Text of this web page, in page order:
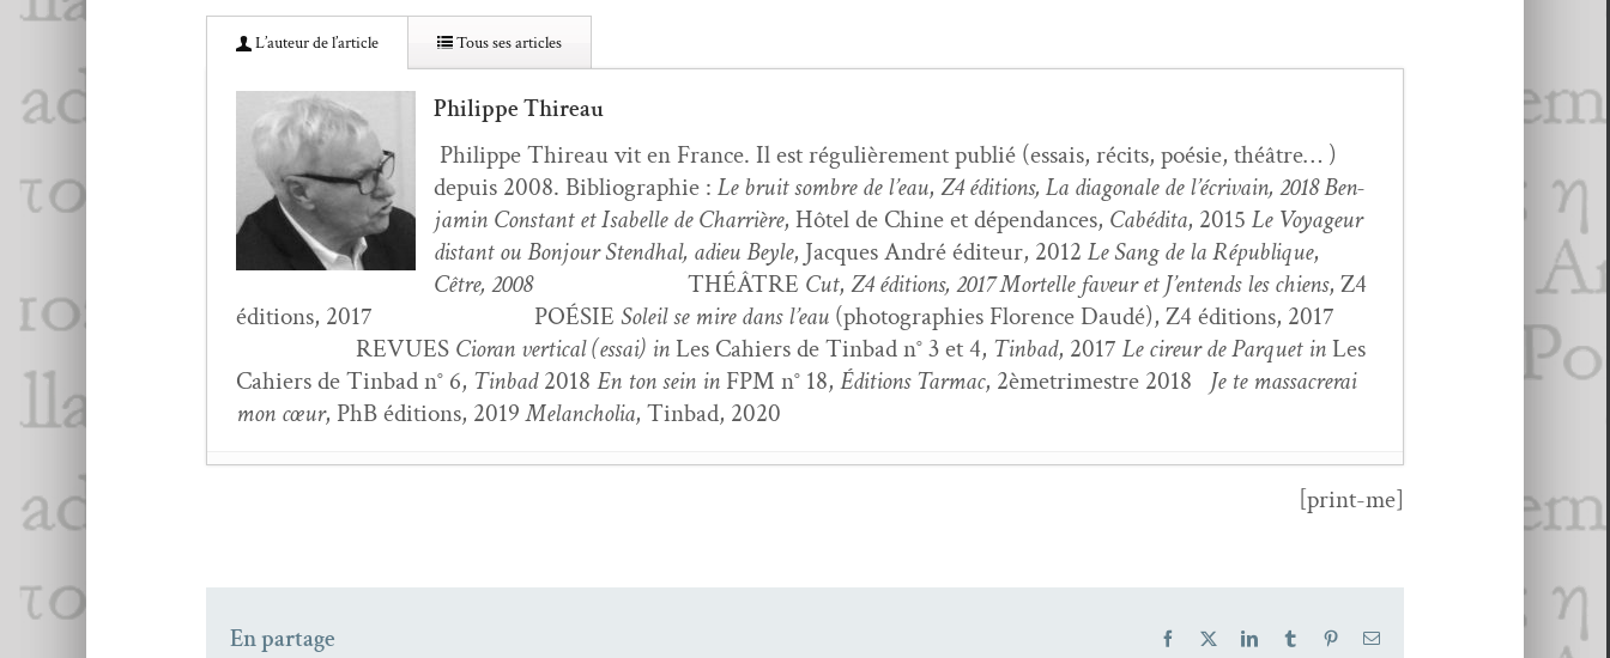
L’au­teur de l’article Tous ses articles
Philippe Thireau
Philippe Thireau vit en France. Il est régulière­ment pub­lié (essais, réc­its, poésie, théâtre… )
depuis 2008. Bib­li­ogra­phie : Le bruit som­bre de l’eau, Z4 édi­tions, La diag­o­nale de l’écrivain, 2018 Ben­
jamin Con­stant et Isabelle de Char­rière, Hôtel de Chine et dépen­dances, Cabédi­ta, 2015 Le Voyageur
dis­tant ou Bon­jour Stend­hal, adieu Beyle, Jacques André édi­teur, 2012 Le Sang de la République,
Cêtre, 2008THÉÂTRE Cut, Z4 édi­tions, 2017Mortelle faveur et J’entends les chiens, Z4
édi­tions, 2017 POÉSIE Soleil se mire dans l’eau (pho­togra­phies Flo­rence Daudé), Z4 édi­tions, 2017
REVUES Cio­ran ver­ti­cal (essai) inLes Cahiers de Tin­bad n° 3 et 4, Tin­bad, 2017 Le cireur de Par­quet inLes
Cahiers de Tin­bad n° 6, Tin­bad2018 En ton sein in FPM n° 18, Édi­tions Tar­mac, 2èmetrimestre 2018 Je te mas­sacr­erai
mon cœur, PhB édi­tions, 2019Melan­cho­lia, Tin­bad, 2020
Car­ole Car­cil­lo Mes­ro­bian, Alain Bris­si­aud,
[print-me]
En partage Facebook LinkedInTumblr PinterestEmail